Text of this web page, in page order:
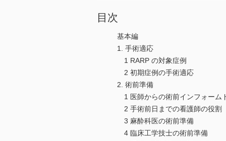
目次
基本編
1. 手術適応
1 RARP の対象症例
2 初期症例の手術適応
2. 術前準備
1 医師からの術前インフォーム
2 手術前日までの看護師の役割
3 麻酔科医の術前準備
4 臨床工学技士の術前準備